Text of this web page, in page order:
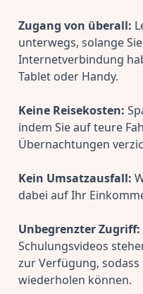
Zugang von überall:
unterwegs, solange
Internetverbindung
Tablet oder Handy.
Keine Reisekosten:
indem Sie auf teure
Übernachtungen
Kein Umsatzausfall:
dabei auf Ihr
Unbegrenzter Zugriff:
Schulungsvideos
zur Verfügung,
wiederholen können.